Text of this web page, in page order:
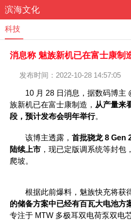
滨海文化
科技
消息称 魅族新机已在富士康制
发布时间：2022-10-28 14:57:05
10 月 28 日消息，据数码博主
族新机已在富士康制造， 从产量来
段，预计发布会明年举行。
该博主透露， 首批骁龙 8 Gen
陆续上市 ，现已定版调系统等封包
爬坡。
根据此前爆料，魅族快充将获得
的储备方案中已经有百瓦大电池方
专注于 MTW 多极耳双电荷泵双电